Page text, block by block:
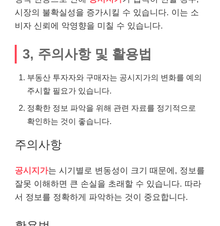
시장의 불확실성을 증가시킬 수 있습니다. 이는 소
비자 신뢰에 악영향을 미칠 수 있습니다.
3, 주의사항 및 활용법
부동산 투자자와 구매자는 공시지가의 변화를 예의
주시할 필요가 있습니다.
정확한 정보 파악을 위해 관련 자료를 정기적으로
확인하는 것이 좋습니다.
주의사항
공시지가는 시기별로 변동성이 크기 때문에, 정보를
잘못 이해하면 큰 손실을 초래할 수 있습니다. 따라
서 정보를 정확하게 파악하는 것이 중요합니다.